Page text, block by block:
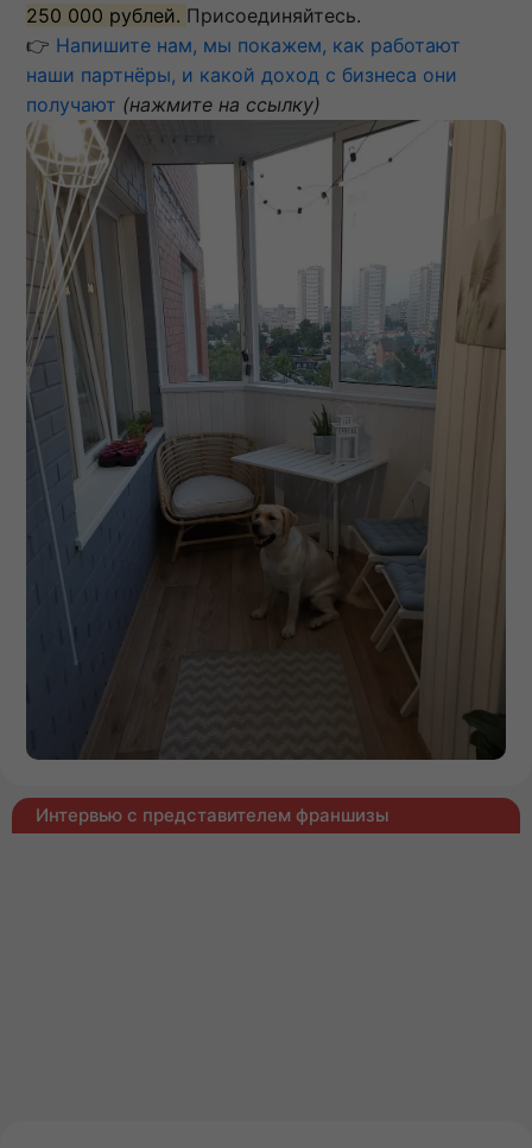
250 000 рублей. Присоединяйтесь.
👉 Напишите нам, мы покажем, как работают
наши партнёры, и какой доход с бизнеса они
получают (нажмите на ссылку)
Интервью с представителем франшизы